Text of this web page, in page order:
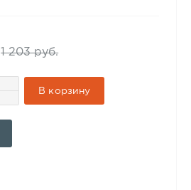
1 203 руб.
В корзину